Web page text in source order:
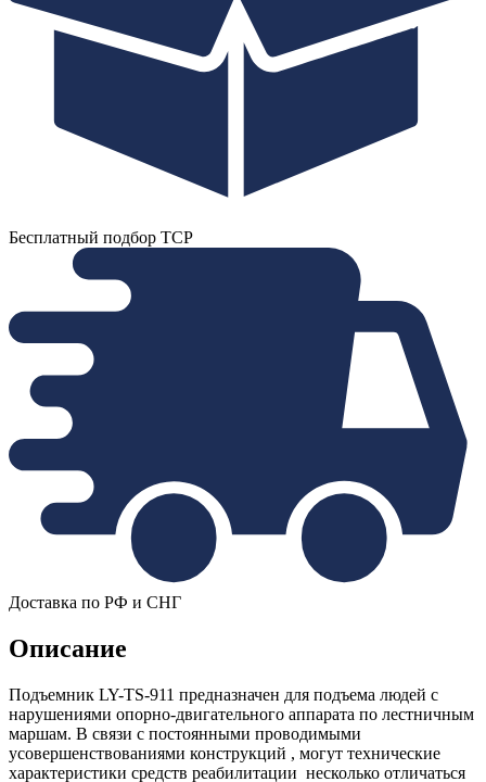
Бесплатный подбор ТСР
Доставка по РФ и СНГ
Описание
Подъемник LY-TS-911 предназначен для подъема людей с
нарушениями опорно-двигательного аппарата по лестничным
маршам. В связи с постоянными проводимыми
усовершенствованиями конструкций , могут технические
характеристики средств реабилитации несколько отличаться